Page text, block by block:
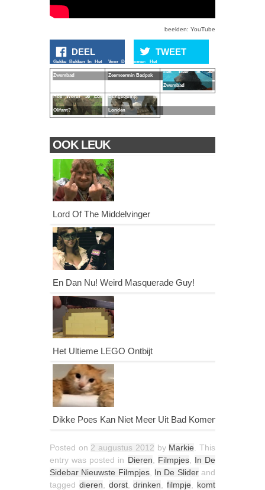
beelden: YouTube
DEEL TWEET
Gekke Bekken In Het
Zwembad
Voor De Zomer: Het
Zeemeermin Badpak
Een Beer In Je
Zwembad
Hoe Wordt Je Een
Olifant?
Bungeejump In
Londen
OOK LEUK
Lord Of The Middelvinger
En Dan Nu! Weird Masquerade Guy!
Het Ultieme LEGO Ontbijt
Dikke Poes Kan Niet Meer Uit Bad Komen
Posted on 2 augustus 2012 by Markie . This
entry was posted in Dieren Filmpjes, In De
Sidebar Nieuwste Filmpjes, In De Sliderand
tagged dieren dorst,drinken ,filmpje
komt